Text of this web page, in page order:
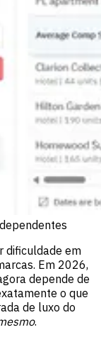
dificuldade em
Em 2026,
depende de
o que
de luxo do
.